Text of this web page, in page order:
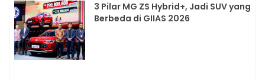
3 Pilar MG ZS Hybrid+, Jadi SUV yang
Berbeda di GIIAS 2026